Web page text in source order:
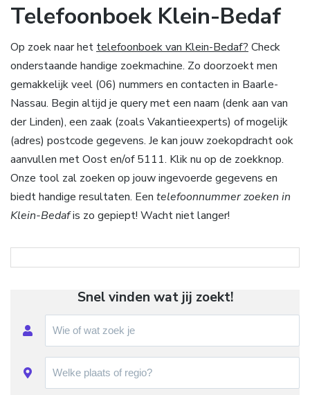
Telefoonboek Klein-Bedaf
Op zoek naar het telefoonboek van Klein-Bedaf? Check
onderstaande handige zoekmachine. Zo doorzoekt men
gemakkelijk veel (06) nummers en contacten in Baarle-
Nassau. Begin altijd je query met een naam (denk aan van
der Linden), een zaak (zoals Vakantieexperts) of mogelijk
(adres) postcode gegevens. Je kan jouw zoekopdracht ook
aanvullen met Oost en/of 5111. Klik nu op de zoekknop.
Onze tool zal zoeken op jouw ingevoerde gegevens en
biedt handige resultaten. Een telefoonnummer zoeken in
Klein-Bedafis zo gepiept! Wacht niet langer!
Snel vinden wat jij zoekt!